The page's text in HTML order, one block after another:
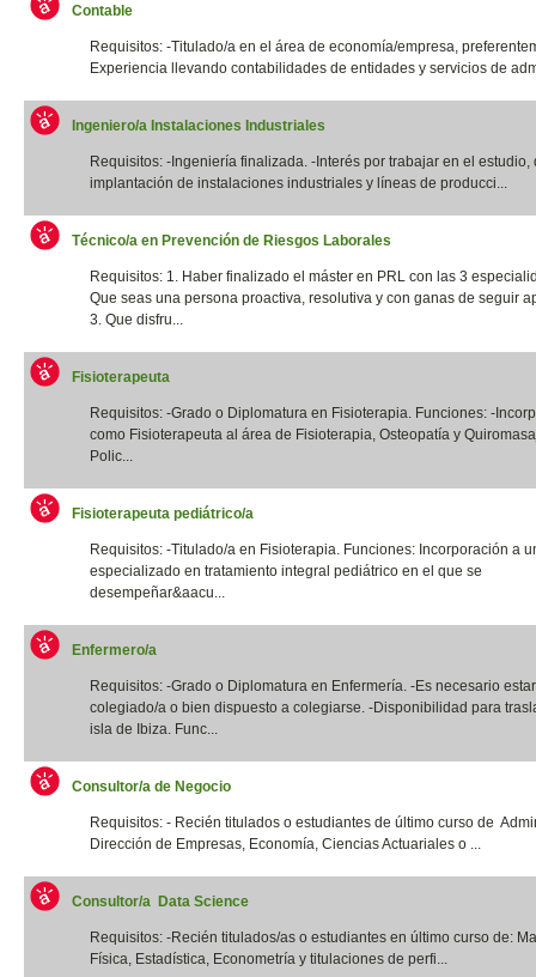
Contable
Requisitos: -Titulado/a en el área de economía/empresa,
Experiencia llevando contabilidades de entidades y servicios de
Ingeniero/a Instalaciones Industriales
Requisitos: -Ingeniería finalizada. -Interés por trabajar en el estudio,
implantación de instalaciones industriales y líneas de producci...
Técnico/a en Prevención de Riesgos Laborales
Requisitos: 1. Haber finalizado el máster en PRL con las 3
Que seas una persona proactiva, resolutiva y con ganas de seguir
3. Que disfru...
Fisioterapeuta
Requisitos: -Grado o Diplomatura en Fisioterapia. Funciones: -
como Fisioterapeuta al área de Fisioterapia, Osteopatía y
Polic...
Fisioterapeuta pediátrico/a
Requisitos: -Titulado/a en Fisioterapia. Funciones: Incorporación a
especializado en tratamiento integral pediátrico en el que se
desempeñar&aacu...
Enfermero/a
Requisitos: -Grado o Diplomatura en Enfermería. -Es necesario estar
colegiado/a o bien dispuesto a colegiarse. -Disponibilidad para
isla de Ibiza. Func...
Consultor/a de Negocio
Requisitos: - Recién titulados o estudiantes de último curso de
Dirección de Empresas, Economía, Ciencias Actuariales o ...
Consultor/a Data Science
Requisitos: -Recién titulados/as o estudiantes en último curso de:
Física, Estadística, Econometría y titulaciones de perfi...